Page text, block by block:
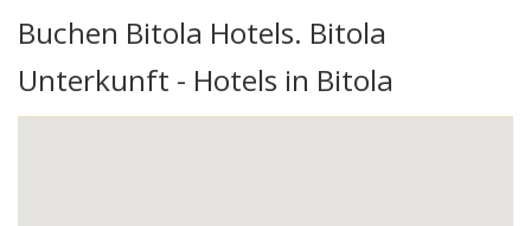
Buchen Bitola Hotels. Bitola
Unterkunft - Hotels in Bitola